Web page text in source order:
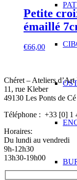
Petite
émaillé
€66,00
Chéret – Ateliers
11, rue Kleber
49130 Les Ponts de Cé
Téléphone : +33 [0] 1
Horaires:
Du lundi au vendredi
9h-12h30
13h30-19h00